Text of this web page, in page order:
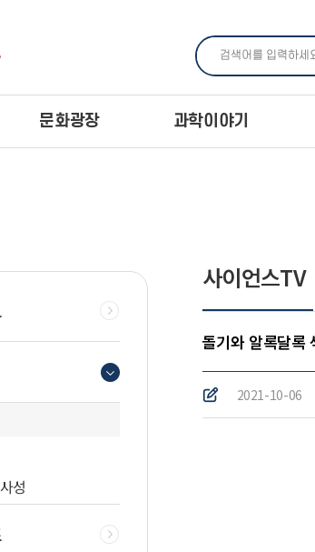
문화광장 과학이야기
사이언스TV
성
돌기와 알록달록
2021-10-06